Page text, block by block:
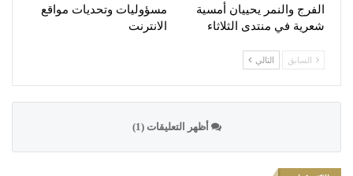
الفرج والنمر يحييان أمسية
شعرية في منتدى الثلاثاء
مسؤوليات وتحديات مواقع
الانترنت
السابق التالي
أظهر التعليقات (1)